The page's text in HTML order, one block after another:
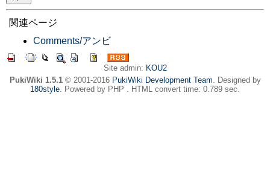
関連ページ
Comments/アンビ
Site admin: KOU2
PukiWiki 1.5.1© 2001-2016 PukiWiki Development Team. Designed by
180style. Powered by PHP . HTML convert time: 0.789 sec.